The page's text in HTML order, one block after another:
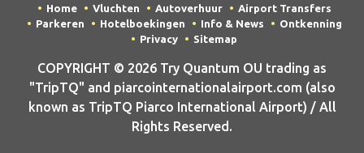
Home Vluchten Autoverhuur
Airport Transfers
Parkeren
Hotelboekingen Info & News
Ontkenning
Privacy
Sitemap
COPYRIGHT © 2026 Try Quantum OU trading as
"TripTQ" and piarcointernationalairport.com (also
known as TripTQ Piarco International Airport) / All
Rights Reserved.